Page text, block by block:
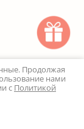
Продолжая
нами
с Политикой